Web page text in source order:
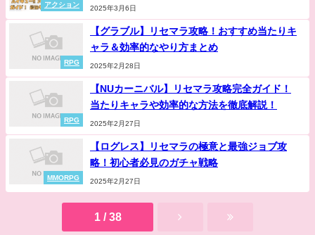
アクション
2025年3月6日
RPG
【グラブル】リセマラ攻略！おすすめ当たりキ
ャラ＆効率的なやり方まとめ
2025年2月28日
RPG
【NUカーニバル】リセマラ攻略完全ガイド！
当たりキャラや効率的な方法を徹底解説！
2025年2月27日
MMORPG
【ログレス】リセマラの極意と最強ジョブ攻
略！初心者必見のガチャ戦略
2025年2月27日
1 / 38